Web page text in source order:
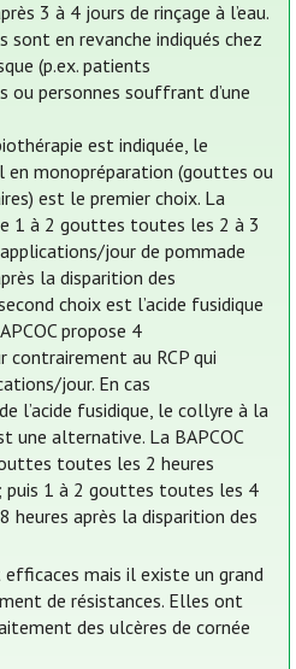
3 à 4 jours de rinçage à l’eau.
sont en revanche indiqués chez
(p.ex. patients
ou personnes souffrant d’une
est indiquée, le
en monopréparation (gouttes ou
est le premier choix. La
1 à 2 gouttes toutes les 2 à 3
jour de pommade
la disparition des
choix est l’acide fusidique
propose 4
contrairement au RCP qui
jour. En cas
l’acide fusidique, le collyre à la
une alternative. La BAPCOC
toutes les 2 heures
puis 1 à 2 gouttes toutes les 4
heures après la disparition des
mais il existe un grand
de résistances. Elles ont
des ulcères de cornée